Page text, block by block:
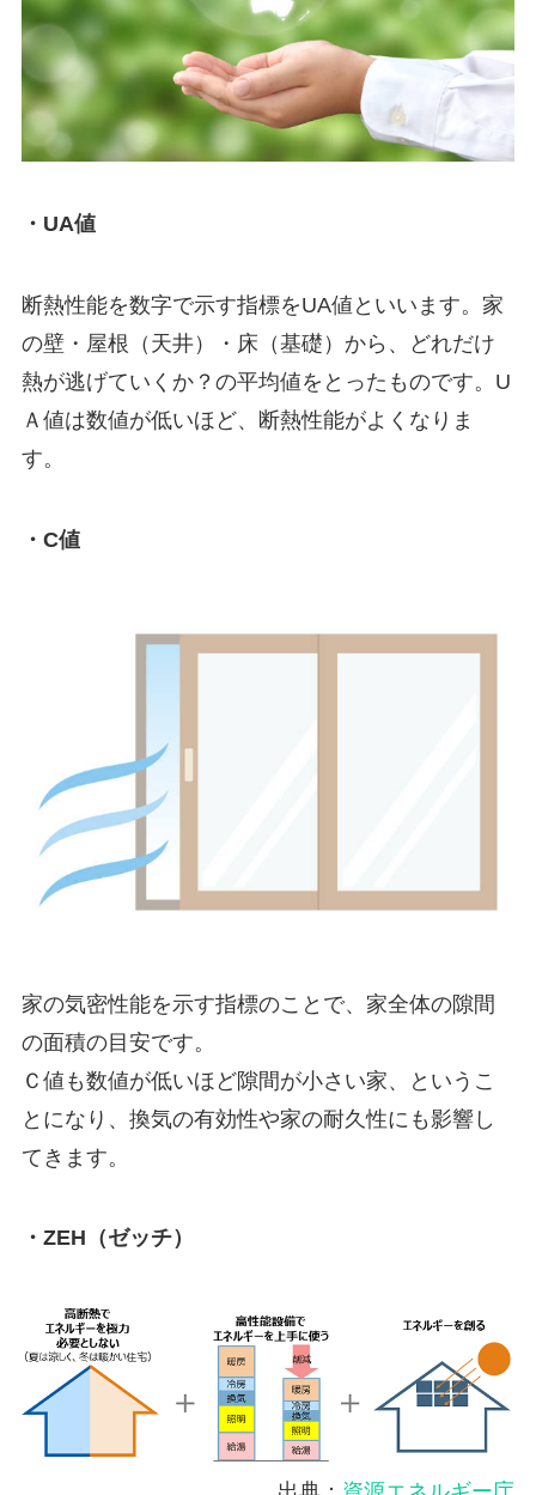
・UA値
断熱性能を数字で示す指標をUA値といいます。家
の壁・屋根（天井）・床（基礎）から、どれだけ
熱が逃げていくか？の平均値をとったものです。U
Ａ値は数値が低いほど、断熱性能がよくなりま
す。
・C値
家の気密性能を示す指標のことで、家全体の隙間
の面積の目安です。
Ｃ値も数値が低いほど隙間が小さい家、というこ
とになり、換気の有効性や家の耐久性にも影響し
てきます。
・ZEH（ゼッチ）